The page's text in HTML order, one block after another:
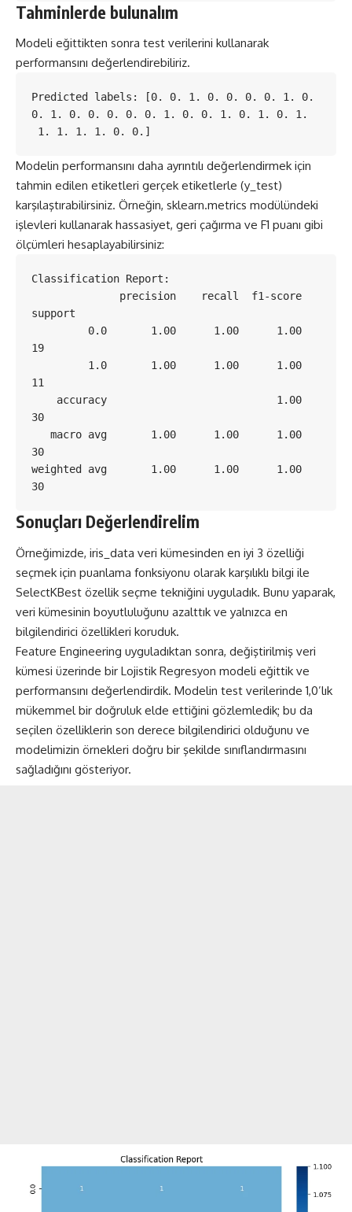
Tahminlerde bulunalım
Modeli eğittikten sonra test verilerini kullanarak
performansını değerlendirebiliriz.
Predicted labels: [0. 0. 1. 0. 0. 0. 0. 1. 0.
0. 1. 0. 0. 0. 0. 0. 1. 0. 0. 1. 0. 1. 0. 1.
1. 1. 1. 1. 0. 0.]
Modelin performansını daha ayrıntılı değerlendirmek için
tahmin edilen etiketleri gerçek etiketlerle (y_test)
karşılaştırabilirsiniz. Örneğin, sklearn.metrics modülündeki
işlevleri kullanarak hassasiyet, geri çağırma ve F1 puanı gibi
ölçümleri hesaplayabilirsiniz:
Classification Report:
support
19
11
30
30
weighted avg       1.00      1.00      1.00
30
Sonuçları Değerlendirelim
Örneğimizde, iris_data veri kümesinden en iyi 3 özelliği
seçmek için puanlama fonksiyonu olarak karşılıklı bilgi ile
SelectKBest özellik seçme tekniğini uyguladık. Bunu yaparak,
veri kümesinin boyutluluğunu azalttık ve yalnızca en
bilgilendirici özellikleri koruduk.
Feature Engineering uyguladıktan sonra, değiştirilmiş veri
kümesi üzerinde bir Lojistik Regresyon modeli eğittik ve
performansını değerlendirdik. Modelin test verilerinde 1,0’lık
mükemmel bir doğruluk elde ettiğini gözlemledik; bu da
seçilen özelliklerin son derece bilgilendirici olduğunu ve
modelimizin örnekleri doğru bir şekilde sınıflandırmasını
sağladığını gösteriyor.